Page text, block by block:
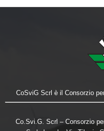
CoSviG Scrl è il Consorzio
Co.Svi.G. Scrl – Consorzio